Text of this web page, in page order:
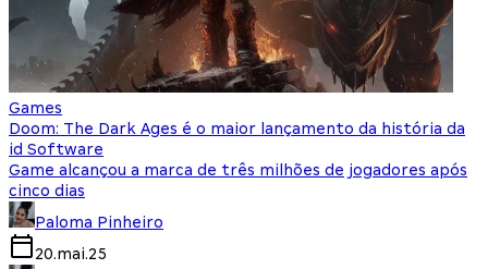
Games
Doom: The Dark Ages é o maior lançamento da história da
id Software
Game alcançou a marca de três milhões de jogadores após
cinco dias
Paloma Pinheiro
20.mai.25